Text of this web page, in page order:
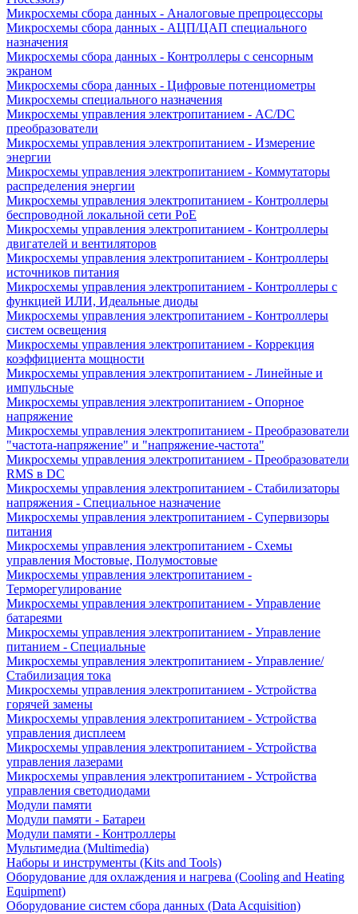
Микросхемы сбора данных - Аналоговые препроцессоры
Микросхемы сбора данных - АЦП/ЦАП специального
назначения
Микросхемы сбора данных - Контроллеры с сенсорным
экраном
Микросхемы сбора данных - Цифровые потенциометры
Микросхемы специального назначения
Микросхемы управления электропитанием - AC/DC
преобразователи
Микросхемы управления электропитанием - Измерение
энергии
Микросхемы управления электропитанием - Коммутаторы
распределения энергии
Микросхемы управления электропитанием - Контроллеры
беспроводной локальной сети PoE
Микросхемы управления электропитанием - Контроллеры
двигателей и вентиляторов
Микросхемы управления электропитанием - Контроллеры
источников питания
Микросхемы управления электропитанием - Контроллеры с
функцией ИЛИ, Идеальные диоды
Микросхемы управления электропитанием - Контроллеры
систем освещения
Микросхемы управления электропитанием - Коррекция
коэффициента мощности
Микросхемы управления электропитанием - Линейные и
импульсные
Микросхемы управления электропитанием - Опорное
напряжение
Микросхемы управления электропитанием - Преобразователи
"частота-напряжение" и "напряжение-частота"
Микросхемы управления электропитанием - Преобразователи
RMS в DC
Микросхемы управления электропитанием - Стабилизаторы
напряжения - Специальное назначение
Микросхемы управления электропитанием - Супервизоры
питания
Микросхемы управления электропитанием - Схемы
управления Мостовые, Полумостовые
Микросхемы управления электропитанием -
Терморегулирование
Микросхемы управления электропитанием - Управление
батареями
Микросхемы управления электропитанием - Управление
питанием - Специальные
Микросхемы управления электропитанием - Управление/
Стабилизация тока
Микросхемы управления электропитанием - Устройства
горячей замены
Микросхемы управления электропитанием - Устройства
управления дисплеем
Микросхемы управления электропитанием - Устройства
управления лазерами
Микросхемы управления электропитанием - Устройства
управления светодиодами
Модули памяти
Модули памяти - Батареи
Модули памяти - Контроллеры
Мультимедиа (Multimedia)
Наборы и инструменты (Kits and Tools)
Оборудование для охлаждения и нагрева (Cooling and Heating
Equipment)
Оборудование систем сбора данных (Data Acquisition)